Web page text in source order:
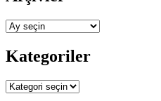
Arşivler
Kategoriler
Kategoriler